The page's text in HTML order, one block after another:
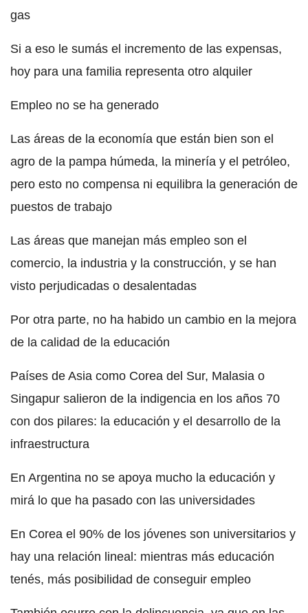
gas
Si a eso le sumás el incremento de las expensas,
hoy para una familia representa otro alquiler
Empleo no se ha generado
Las áreas de la economía que están bien son el
agro de la pampa húmeda, la minería y el petróleo,
pero esto no compensa ni equilibra la generación de
puestos de trabajo
Las áreas que manejan más empleo son el
comercio, la industria y la construcción, y se han
visto perjudicadas o desalentadas
Por otra parte, no ha habido un cambio en la mejora
de la calidad de la educación
Países de Asia como Corea del Sur, Malasia o
Singapur salieron de la indigencia en los años 70
con dos pilares: la educación y el desarrollo de la
infraestructura
En Argentina no se apoya mucho la educación y
mirá lo que ha pasado con las universidades
En Corea el 90% de los jóvenes son universitarios y
hay una relación lineal: mientras más educación
tenés, más posibilidad de conseguir empleo